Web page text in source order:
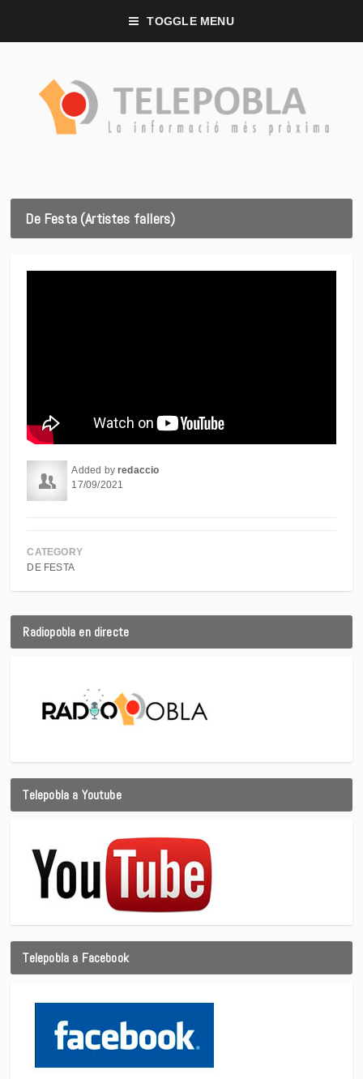
TOGGLE MENU
De Festa (Artistes fallers)
Added byredaccio
17/09/2021
CATEGORY
DE FESTA
Radiopobla en directe
Telepobla a Youtube
Telepobla a Facebook